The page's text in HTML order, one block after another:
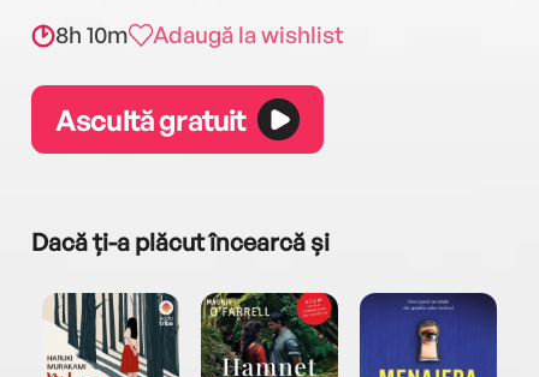
8h 10m Adaugă la wishlist
Ascultă gratuit
Dacă ți-a plăcut încearcă și